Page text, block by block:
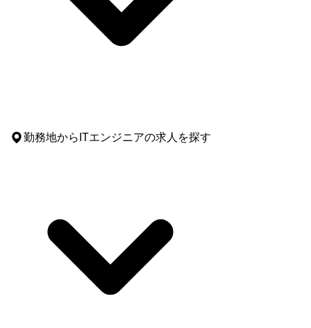
勤務地からITエンジニアの求人を探す